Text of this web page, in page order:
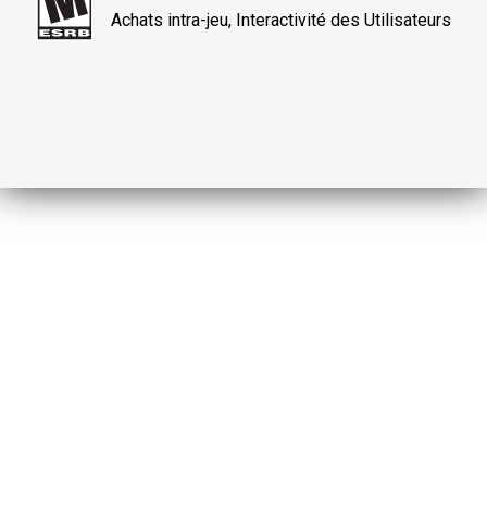
Achats intra-jeu, Interactivité des Utilisateurs